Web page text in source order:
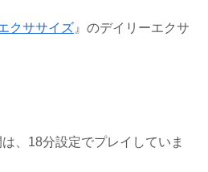
クササイズ 』のデイリーエクサ
、18分設定でプレイしていま